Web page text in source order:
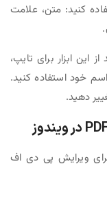
کنید: متن، علامت
از این ابزار برای تایپ،
خود استفاده کنید.
دهید.
ویرایش پی دی اف